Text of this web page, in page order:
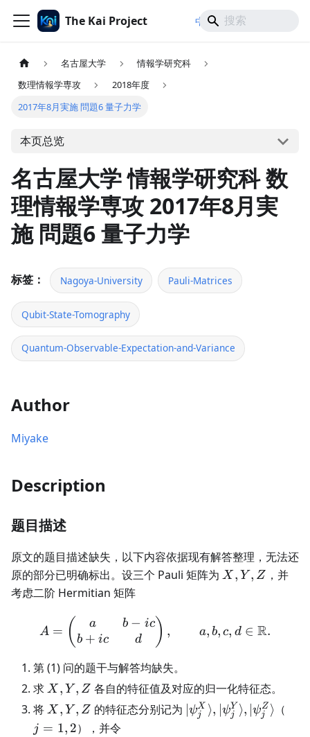
The Kai Project 中文/ 日本語
名古屋大学
情報学研究科
数理情報学専攻
2018年度
2017年8月実施 問題6 量子力学
本页总览
名古屋大学 情報学研究科 数
理情報学専攻 2017年8月実
施 問題6 量子力学
标签： Nagoya-University Pauli-Matrices
Qubit-State-Tomography
Quantum-Observable-Expectation-and-Variance
Author
Miyake
Description
题目描述
原文的题目描述缺失，以下内容依据现有解答整理，无法还
原的部分已明确标出。设三个 Pauli 矩阵为 X,Y,Z
X , Y , Z ，并
考虑二阶 Hermitian 矩阵
A=\begin{pmatrix}a&b-
A = (
a
b + ic
b − ic
d
) , a, b, c, d ∈ R.
第 (1) 问的题干与解答均缺失。
求 X,Y,Z
X , Y , Z 各自的特征值及对应的归一化特征态。
将 X,Y,Z
X , Y , Z 的特征态分别记为 ψj
X ⟩, ψj
Y ⟩, ∣ψj
Z ⟩ （
j = 1, 2），并令